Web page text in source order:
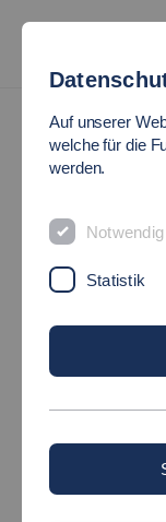
Auf unserer
welche für die
werden.
Notwendig
Statistik